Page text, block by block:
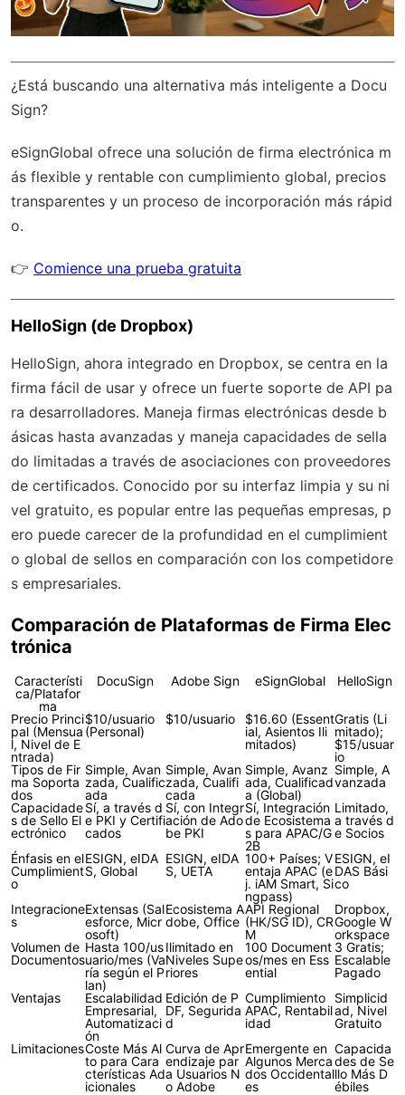
¿Está buscando una alternativa más inteligente a Docu
Sign?
eSignGlobal ofrece una solución de firma electrónica m
ás flexible y rentable con cumplimiento global, precios
transparentes y un proceso de incorporación más rápid
o.
👉 Comience una prueba gratuita
HelloSign (de Dropbox)
HelloSign, ahora integrado en Dropbox, se centra en la
firma fácil de usar y ofrece un fuerte soporte de API pa
ra desarrolladores. Maneja firmas electrónicas desde b
ásicas hasta avanzadas y maneja capacidades de sella
do limitadas a través de asociaciones con proveedores
de certificados. Conocido por su interfaz limpia y su ni
vel gratuito, es popular entre las pequeñas empresas, p
ero puede carecer de la profundidad en el cumplimient
o global de sellos en comparación con los competidore
s empresariales.
Comparación de Plataformas de Firma Elec
trónica
Característi
ca/Platafor
ma
DocuSign Adobe Sign eSignGlobal HelloSign
Precio Princi
pal (Mensua
l, Nivel de E
ntrada)
$10/usuario
(Personal)
$10/usuario
$16.60 (Essent
ial, Asientos Ili
mitados)
Gratis (Li
mitado);
$15/usuar
io
Tipos de Fir
ma Soporta
dos
Simple, Avan
zada, Cualific
ada
Simple, Avan
zada, Cualifi
cada
Simple, Avanz
ada, Cualificad
a (Global)
Simple, A
vanzada
Capacidade
s de Sello El
ectrónico
Sí, a través d
e PKI y Certifi
cados
Sí, con Integr
ación de Ado
be PKI
Sí, Integración
de Ecosistema
s para APAC/G
2B
Limitado,
a través d
e Socios
Énfasis en el
Cumplimient
o
ESIGN, eIDA
S, Global
ESIGN, eIDA
S, UETA
100+ Países; V
entaja APAC (e
j. iAM Smart, Si
ngpass)
ESIGN, eI
DAS Bási
co
Integracione
s
Extensas (Sal
esforce, Micr
osoft)
Ecosistema A
dobe, Office
API Regional
(HK/SG ID), CR
M
Dropbox,
Google W
orkspace
Volumen de
Documentos
Hasta 100/us
uario/mes (Va
ría según el P
lan)
Ilimitado en
Niveles Supe
riores
100 Document
os/mes en Ess
ential
3 Gratis;
Escalable
Pagado
Ventajas
Escalabilidad
Empresarial,
Automatizaci
ón
Edición de P
DF, Segurida
d
Cumplimiento
APAC, Rentabil
idad
Simplicid
ad, Nivel
Gratuito
LimitacionesCoste Más Al
to para Cara
cterísticas Ad
icionales
Curva de Apr
endizaje par
a Usuarios N
o Adobe
Emergente en
Algunos Merca
dos Occidental
es
Capacida
des de Se
llo Más D
ébiles